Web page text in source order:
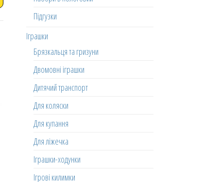
Підгузки
Іграшки
Брязкальця та гризуни
Двомовні іграшки
Дитячий транспорт
Для коляски
Для купання
Для ліжечка
Іграшки-ходунки
Ігрові килимки